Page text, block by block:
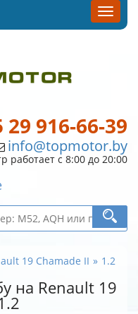
29 916-66-39
info@topmotor.by
работает с 8:00 до 20:00
19 Chamade II 1.2
на Renault 19